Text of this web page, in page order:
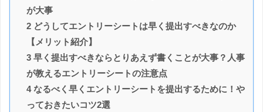
が大事
2 どうしてエントリーシートは早く提出すべきなのか
【メリット紹介】
3 早く提出すべきならとりあえず書くことが大事？人事
が教えるエントリーシートの注意点
4 なるべく早くエントリーシートを提出するために！や
っておきたいコツ2選